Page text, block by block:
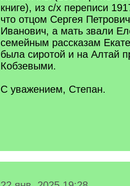
книге), из с/х переписи
что отцом Сергея
Иванович, а мать звали
семейным рассказам
была сиротой и на Алтай
Кобзевыми.
С уважением, Степан.